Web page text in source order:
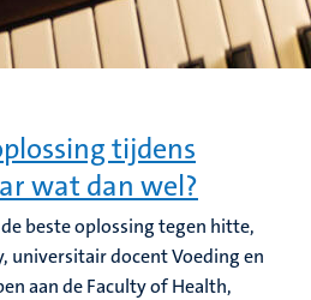
tijdens
wat dan wel?
beste oplossing tegen hitte,
universitair docent Voeding en
aan de Faculty of Health,